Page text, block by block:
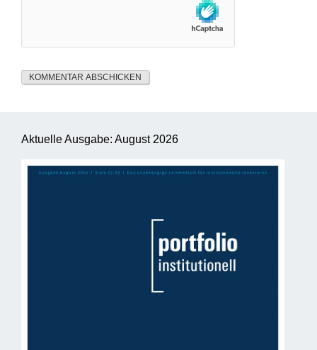
Aktuelle Ausgabe: August 2026